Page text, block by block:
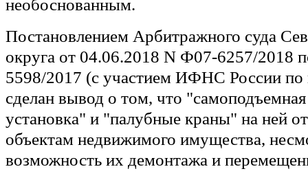
необоснованным.
Постановлением Арбитражного суда
округа от 04.06.2018 N Ф07-6257/2018
5598/2017 (с участием ИФНС России по
сделан вывод о том, что
установка" и "палубные краны" на ней
объектам недвижимого имущества,
возможность их демонтажа и